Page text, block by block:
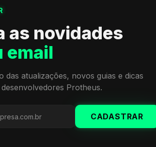
as novidades
email
das atualizações, novos guias e dicas
Protheus.
CADASTRAR